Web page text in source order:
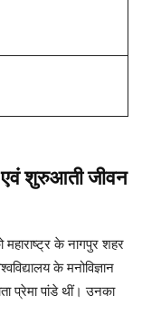
शुरुआती जीवन
के नागपुर शहर
के मनोविज्ञान
प्रेमा पांडे थीं। उनका